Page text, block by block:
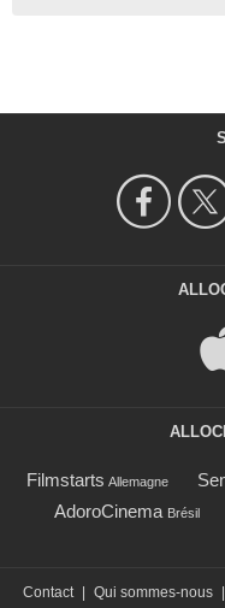
Filmstarts Allemagne
AdoroCinema Brésil
Contact | Qui sommes-nous |